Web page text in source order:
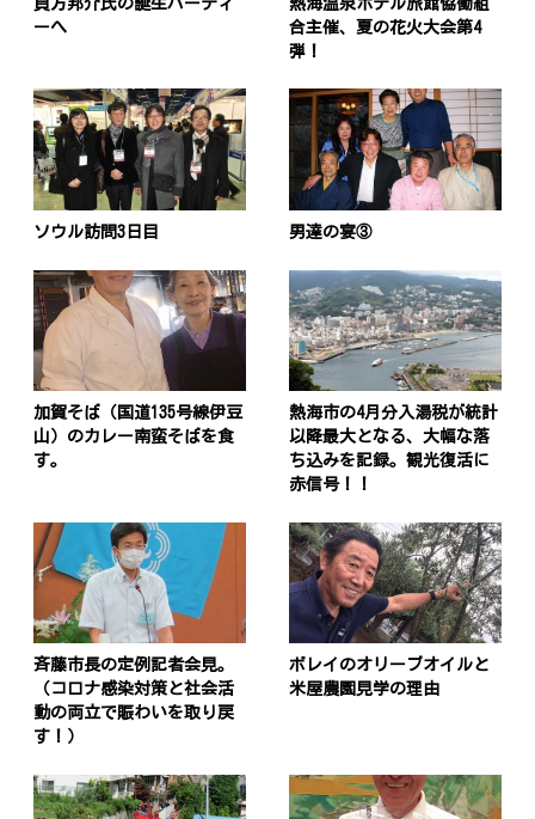
貞方邦介氏の誕生パーティ
ーへ
熱海温泉ホテル旅館恊働組
合主催、夏の花火大会第4
弾！
ソウル訪問3日目 男達の宴③
加賀そば（国道135号線伊豆
山）のカレー南蛮そばを食
す。
熱海市の4月分入湯税が統計
以降最大となる、大幅な落
ち込みを記録。観光復活に
赤信号！！
斉藤市長の定例記者会見。
（コロナ感染対策と社会活
動の両立で賑わいを取り戻
す！）
ボレイのオリーブオイルと
米屋農園見学の理由